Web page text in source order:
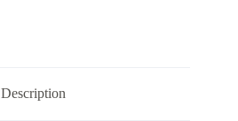
Description